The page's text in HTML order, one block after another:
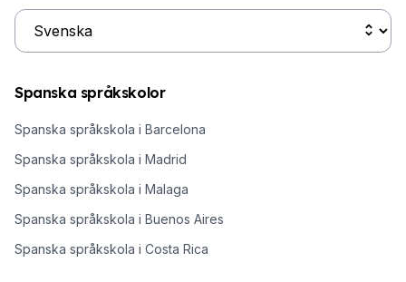
Spanska språkskolor
Spanska språkskola i Barcelona
Spanska språkskola i Madrid
Spanska språkskola i Malaga
Spanska språkskola i Buenos Aires
Spanska språkskola i Costa Rica